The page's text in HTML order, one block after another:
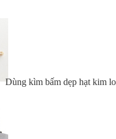
Dùng kìm bấm dẹp hạt kim